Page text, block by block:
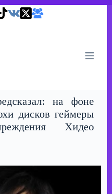
на фоне
дисков геймеры
Хидео